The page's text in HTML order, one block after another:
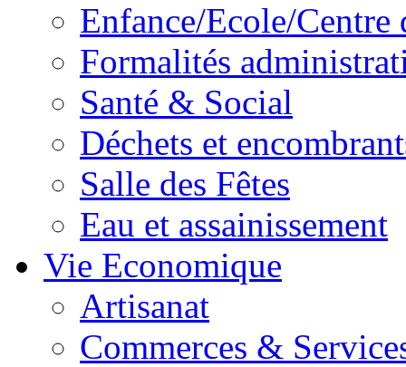
Enfance/Ecole/Centre
Formalités
Santé & Social
Déchets et
Salle des Fêtes
Eau et assainissement
Vie Economique
Artisanat
Commerces &